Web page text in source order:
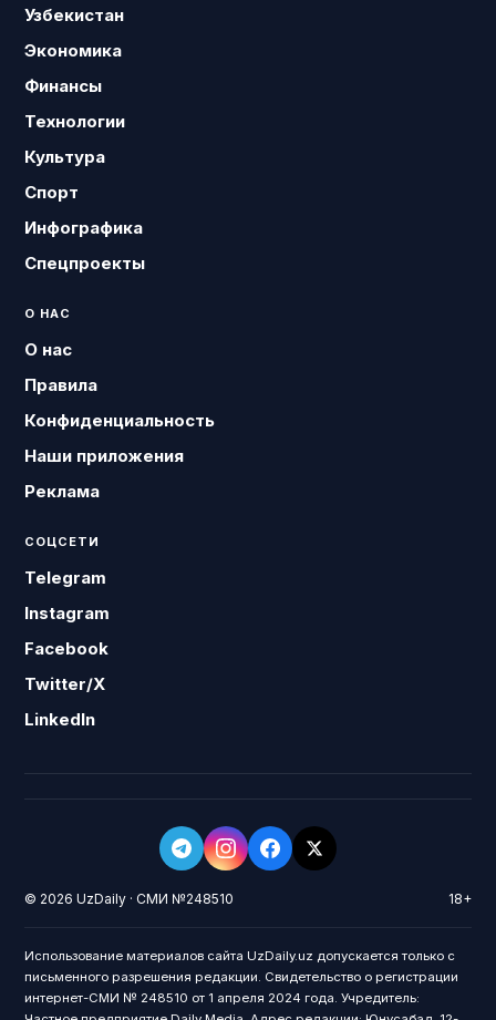
Узбекистан
Экономика
Финансы
Технологии
Культура
Спорт
Инфографика
Спецпроекты
О НАС
О нас
Правила
Конфиденциальность
Наши приложения
Реклама
СОЦСЕТИ
Telegram
Instagram
Facebook
Twitter/X
LinkedIn
© 2026 UzDaily · СМИ №248510 18+
Использование материалов сайта UzDaily.uz допускается только с
письменного разрешения редакции. Свидетельство о регистрации
интернет-СМИ № 248510 от 1 апреля 2024 года. Учредитель: